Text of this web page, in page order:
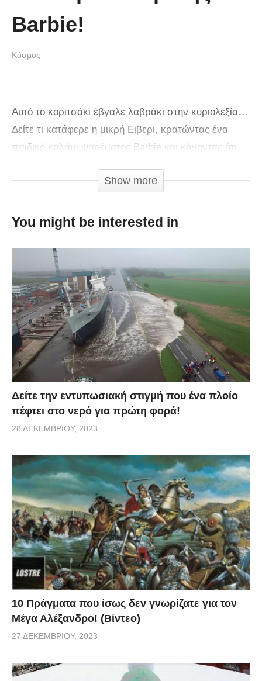
όταν έπεσε απλά ΔΕΝ περιγράφεται!
Barbie!
Κόσμος
Αυτό το κοριτσάκι έβγαλε λαβράκι στην κυριολεξία…
Δείτε τι κατάφερε η μικρή Ειβερι, κρατώντας ένα
παιδικό καλάμι ψαρέματος Barbie και κάνοντας ότι
Show more
You might be interested in
Δείτε την εντυπωσιακή στιγμή που ένα πλοίο
πέφτει στο νερό για πρώτη φορά!
28 ΔΕΚΕΜΒΡΊΟΥ, 2023
10 Πράγματα που ίσως δεν γνωρίζατε για τον
Μέγα Αλέξανδρο! (Βίντεο)
27 ΔΕΚΕΜΒΡΊΟΥ, 2023